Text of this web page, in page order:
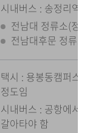
시내버스 : 송정리역
전남대 정류소(정
전남대후문 정류
택시 : 용봉동캠퍼스
정도임
시내버스 : 공항에서
갈아타야 함